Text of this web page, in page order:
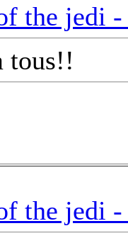
the jedi
tous!!
the jedi